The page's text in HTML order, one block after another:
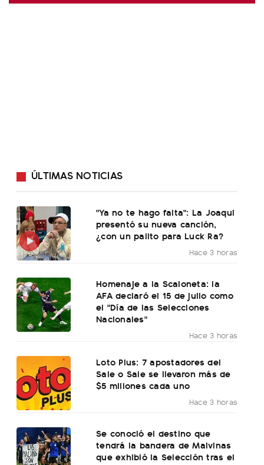
ÚLTIMAS NOTICIAS
"Ya no te hago falta": La Joaqui
presentó su nueva canción,
¿con un palito para Luck Ra?
Hace 3 horas
Homenaje a la Scaloneta: la
AFA declaró el 15 de julio como
el "Día de las Selecciones
Nacionales"
Hace 3 horas
Loto Plus: 7 apostadores del
Sale o Sale se llevaron más de
$5 millones cada uno
Hace 3 horas
Se conoció el destino que
tendrá la bandera de Malvinas
que exhibió la Selección tras el